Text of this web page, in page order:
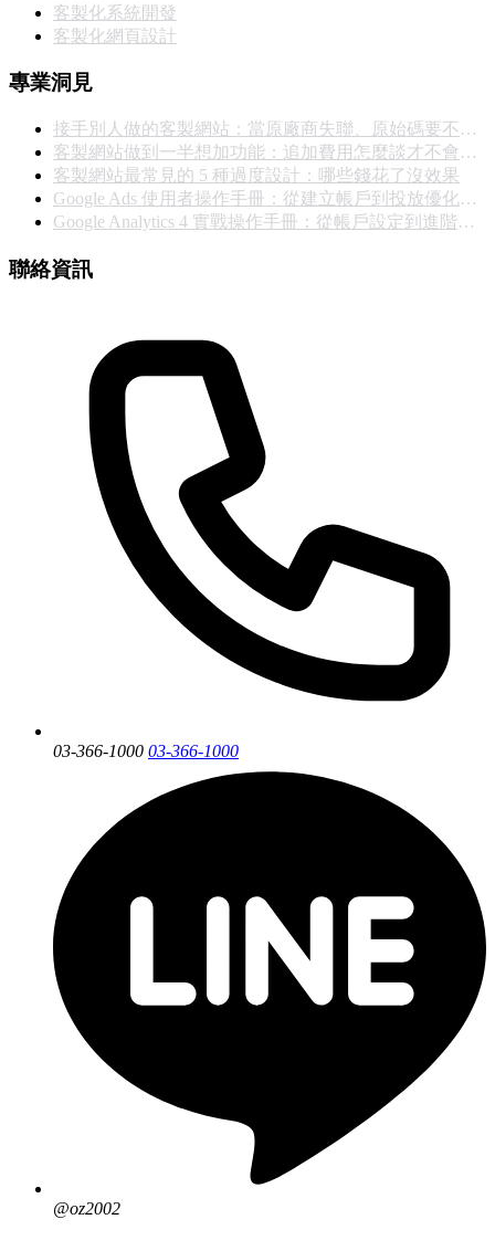
客製化系統開發
客製化網頁設計
專業洞見
接手別人做的客製網站：當原廠商失聯、原始碼要不回來，你能怎麼辦
客製網站做到一半想加功能：追加費用怎麼談才不會撕破臉
客製網站最常見的 5 種過度設計：哪些錢花了沒效果
Google Ads 使用者操作手冊：從建立帳戶到投放優化的完整實戰指南
Google Analytics 4 實戰操作手冊：從帳戶設定到進階報表完整教學
聯絡資訊
03-366-1000 03-366-1000
@oz2002